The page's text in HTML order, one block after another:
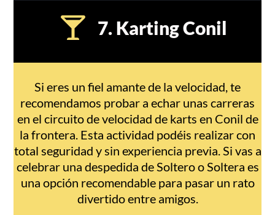
7. Karting Conil
Si eres un fiel amante de la velocidad, te
recomendamos probar a echar unas carreras
en el circuito de velocidad de karts en Conil de
la frontera. Esta actividad podéis realizar con
total seguridad y sin experiencia previa. Si vas a
celebrar una despedida de Soltero o Soltera es
una opción recomendable para pasar un rato
divertido entre amigos.